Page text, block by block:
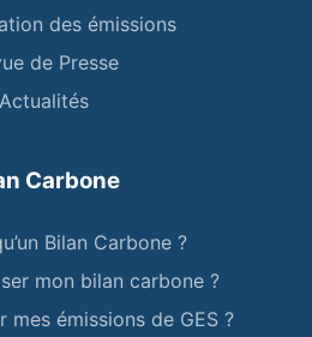
des émissions
de Presse
Actualités
Carbone
Bilan Carbone ?
mon bilan carbone ?
mes émissions de GES ?